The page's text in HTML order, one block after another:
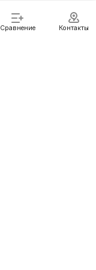
Сравнение Контакты